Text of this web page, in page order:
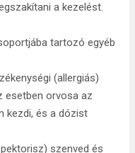
a kezelést.
tartozó egyéb
(allergiás)
esetben orvosa az
kezdi, és a dózist
szenved és